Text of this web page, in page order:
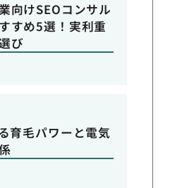
向けSEOコンサル
すめ5選！実利重
び
育毛パワーと電気